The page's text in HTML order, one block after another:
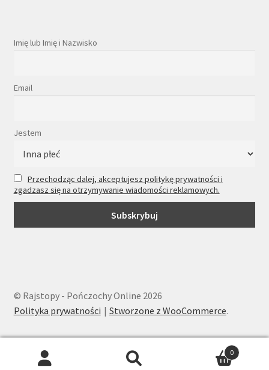
Imię lub Imię i Nazwisko
Email
Jestem
Przechodząc dalej, akceptujesz politykę prywatności i
zgadzasz się na otrzymywanie wiadomości reklamowych.
© Rajstopy - Pończochy Online 2026
Polityka prywatności
Stworzone z WooCommerce.
Wyszukiwarka
0